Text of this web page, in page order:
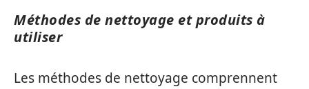
Méthodes de nettoyage et produits à
utiliser
Les méthodes de nettoyage comprennent